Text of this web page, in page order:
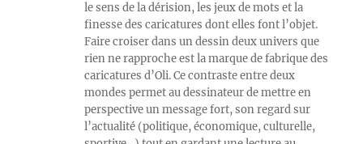
le sens de la dérision, les jeux de mots et la
finesse des caricatures dont elles font l’objet.
Faire croiser dans un dessin deux univers que
rien ne rapproche est la marque de fabrique des
caricatures d’Oli. Ce contraste entre deux
mondes permet au dessinateur de mettre en
perspective un message fort, son regard sur
l’actualité (politique, économique, culturelle,